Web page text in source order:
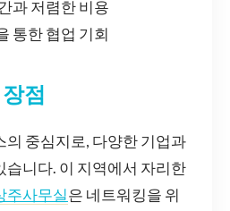
과 저렴한 비용
통한 협업 기회
점
의 중심지로, 다양한 기업과
습니다. 이 지역에서 자리한
주사무실은 네트워킹을 위